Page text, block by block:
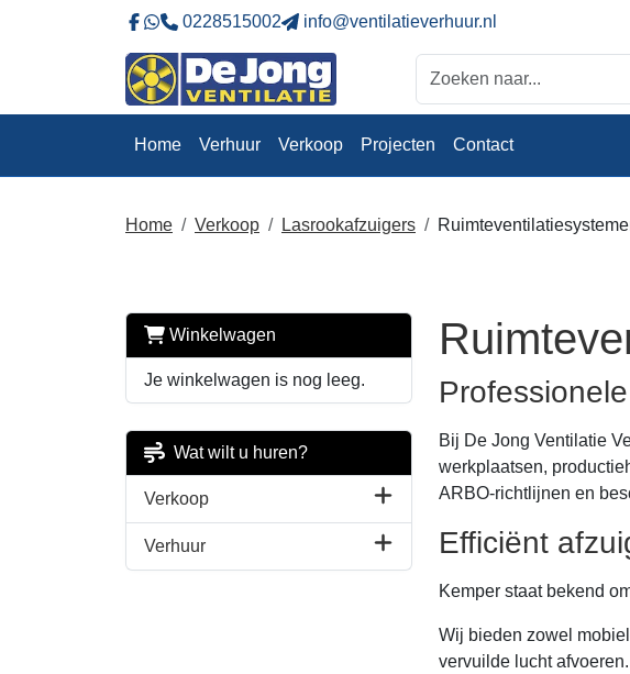
Naar onze Facebookpagina
Stuur ons eeb whatsapp bericht
0228515002 info@ventilatieverhuur.nl
Home Verhuur Verkoop Projecten Contact
Home Verkoop Lasrookafzuigers
Winkelwagen
Je winkelwagen is nog leeg.
Wat wilt u huren?
Verkoop
Verhuur
Bij De Jong Ventilatie
werkplaatsen,
ARBO-richtlijnen en
Efficiënt
Kemper staat bekend
Wij bieden zowel
vervuilde lucht afvoeren.